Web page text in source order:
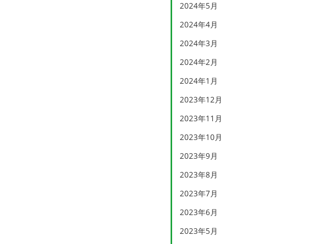
2024年5月
2024年4月
2024年3月
2024年2月
2024年1月
2023年12月
2023年11月
2023年10月
2023年9月
2023年8月
2023年7月
2023年6月
2023年5月